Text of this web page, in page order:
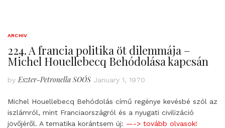
ARCHIV
224. A francia politika öt dilemmája –
Michel Houellebecq Behódolása kapcsán
by Eszter-Petronella SOÓS January 1, 1970
Michel Houellebecq Behódolás című regénye kevésbé szól az
iszlámról, mint Franciaországról és a nyugati civilizáció
jövőjéről. A tematika korántsem új: —-> tovább olvasok!